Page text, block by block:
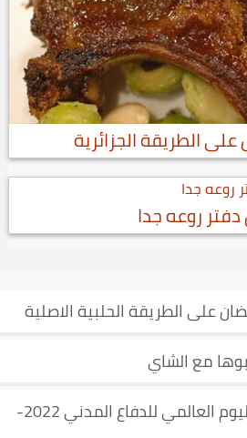
على الطريقة الجزائرية
روعه جدا
على الطريقة الحلبية الاصلية
مع الشاي
بدقة عالية PDF شعار اليوم العالمي للدفاع المدني 2022-